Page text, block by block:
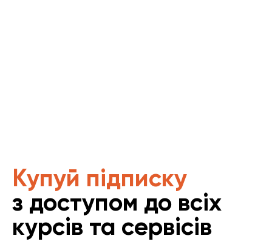
Купуй підписку
з доступом до всіх
курсів та сервісів